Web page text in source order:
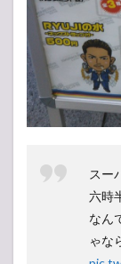
スー
六時
なん
ゃな